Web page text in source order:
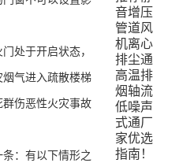
处于开启状态，
气进入疏散楼梯
伤恶性火灾事故
：有以下情形之
音增压
管道风
机离心
排尘通
高温排
烟轴流
低噪声
式通厂
家优选
指南！